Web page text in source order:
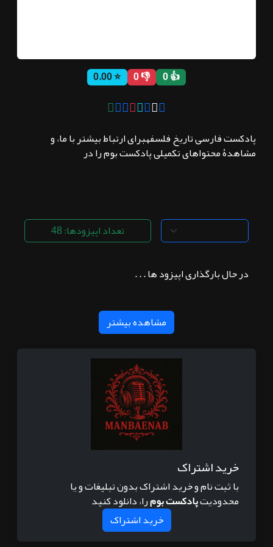
سوالات
متداول
👍 0
👎 0
⭐ 0.00
پادکست فارسی تاریخ فلسفهبرای ارتباط بیشتر با ما، و
مشاهدۀ محتواهای تکمیلی پادکست بوم را در
تعداد اپیزودها: 48
در حال بارگذاری اپیزود ها . . .
مشاهده بیشتر
خرید اشتراک
با ثبت نام و خرید اشتراک بدون تبلیغات و یا
محدودیتپادکست بومرا، دانلود کنید
خرید اشتراک